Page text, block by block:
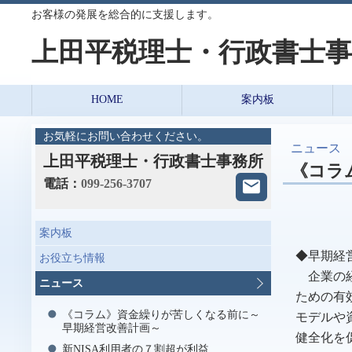
お客様の発展を総合的に支援します。
上田平税理士・行政書士
HOME 案内板
ニュース
《コ
◆早期経
企業の
ための有
モデルや
健全化を
お気軽にお問い合わせください。
上田平税理士・行政書士事務所
電話： 099-256-3707
案内板
お役立ち情報
ニュース
《コラム》資金繰りが苦しくなる前に～
早期経営改善計画～
新NISA利用者の７割超が利益